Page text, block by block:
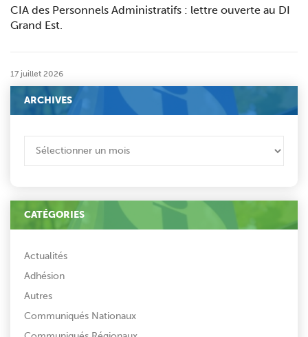
CIA des Personnels Administratifs : lettre ouverte au DI
Grand Est.
17 juillet 2026
ARCHIVES
CATÉGORIES
Actualités
Adhésion
Autres
Communiqués Nationaux